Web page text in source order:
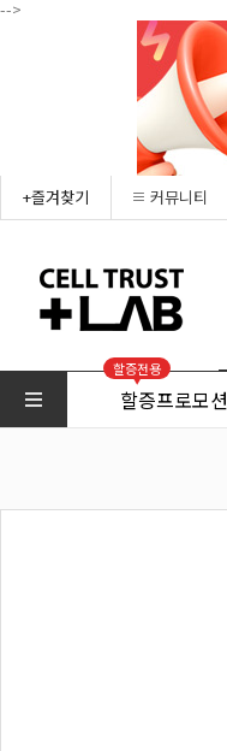
-->
+즐겨찾기 커뮤니티
할증전용
할증프로모션